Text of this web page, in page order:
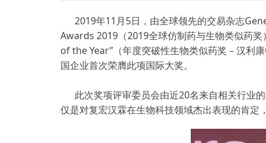
2019年11月5日，由全球领先的交易杂志
Awards 2019（2019全球仿制药与生物类似药
of the Year”（年度突破性生物类似药奖 – 汉利
国企业首次荣膺此项国际大奖。
此次奖项评审委员会由近20名来自相关行业
仅是对复宏汉霖在生物科技领域杰出表现的肯定